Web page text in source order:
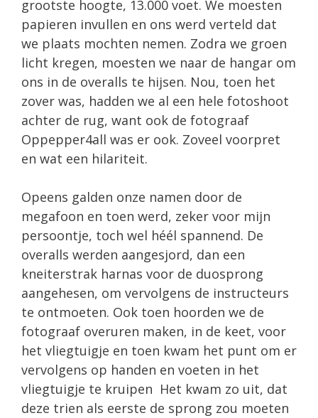
grootste hoogte, 13.000 voet. We moesten
papieren invullen en ons werd verteld dat
we plaats mochten nemen. Zodra we groen
licht kregen, moesten we naar de hangar om
ons in de overalls te hijsen. Nou, toen het
zover was, hadden we al een hele fotoshoot
achter de rug, want ook de fotograaf
Oppepper4all was er ook. Zoveel voorpret
en wat een hilariteit.
Opeens galden onze namen door de
megafoon en toen werd, zeker voor mijn
persoontje, toch wel héél spannend. De
overalls werden aangesjord, dan een
kneiterstrak harnas voor de duosprong
aangehesen, om vervolgens de instructeurs
te ontmoeten. Ook toen hoorden we de
fotograaf overuren maken, in de keet, voor
het vliegtuigje en toen kwam het punt om er
vervolgens op handen en voeten in het
vliegtuigje te kruipen Het kwam zo uit, dat
deze trien als eerste de sprong zou moeten